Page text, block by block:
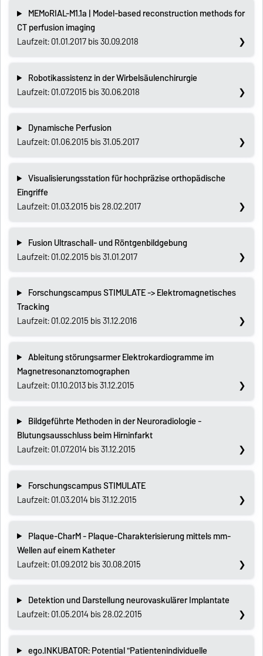
MEMoRIAL-M1.1a | Model-based reconstruction methods for
CT perfusion imaging
Laufzeit: 01.01.2017 bis 30.09.2018
Robotikassistenz in der Wirbelsäulenchirurgie
Laufzeit: 01.07.2015 bis 30.06.2018
Dynamische Perfusion
Laufzeit: 01.06.2015 bis 31.05.2017
Visualisierungsstation für hochpräzise orthopädische
Eingriffe
Laufzeit: 01.03.2015 bis 28.02.2017
Fusion Ultraschall- und Röntgenbildgebung
Laufzeit: 01.02.2015 bis 31.01.2017
Forschungscampus STIMULATE -> Elektromagnetisches
Tracking
Laufzeit: 01.02.2015 bis 31.12.2016
Ableitung störungsarmer Elektrokardiogramme im
Magnetresonanztomographen
Laufzeit: 01.10.2013 bis 31.12.2015
Bildgeführte Methoden in der Neuroradiologie -
Blutungsausschluss beim Hirninfarkt
Laufzeit: 01.07.2014 bis 31.12.2015
Forschungscampus STIMULATE
Laufzeit: 01.03.2014 bis 31.12.2015
Plaque-CharM - Plaque-Charakterisierung mittels mm-
Wellen auf einem Katheter
Laufzeit: 01.09.2012 bis 30.08.2015
Detektion und Darstellung neurovaskulärer Implantate
Laufzeit: 01.05.2014 bis 28.02.2015
ego.INKUBATOR: Potential "Patientenindividuelle